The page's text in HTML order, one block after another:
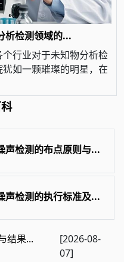
析检测领域的...
行业对于未知物分析检
如一颗璀璨的明星，在
声检测的布点原则与...
声检测的执行标准及...
结果...
[2026-08-
07]